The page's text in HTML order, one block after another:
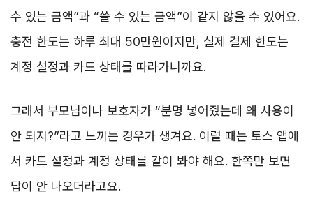
수 있는 금액”과 “쓸 수 있는 금액”이 같지 않을 수 있어요.
충전 한도는 하루 최대 50만원이지만, 실제 결제 한도는
계정 설정과 카드 상태를 따라가니까요.
그래서 부모님이나 보호자가 “분명 넣어줬는데 왜 사용이
안 되지?”라고 느끼는 경우가 생겨요. 이럴 때는 토스 앱에
서 카드 설정과 계정 상태를 같이 봐야 해요. 한쪽만 보면
답이 안 나오더라고요.